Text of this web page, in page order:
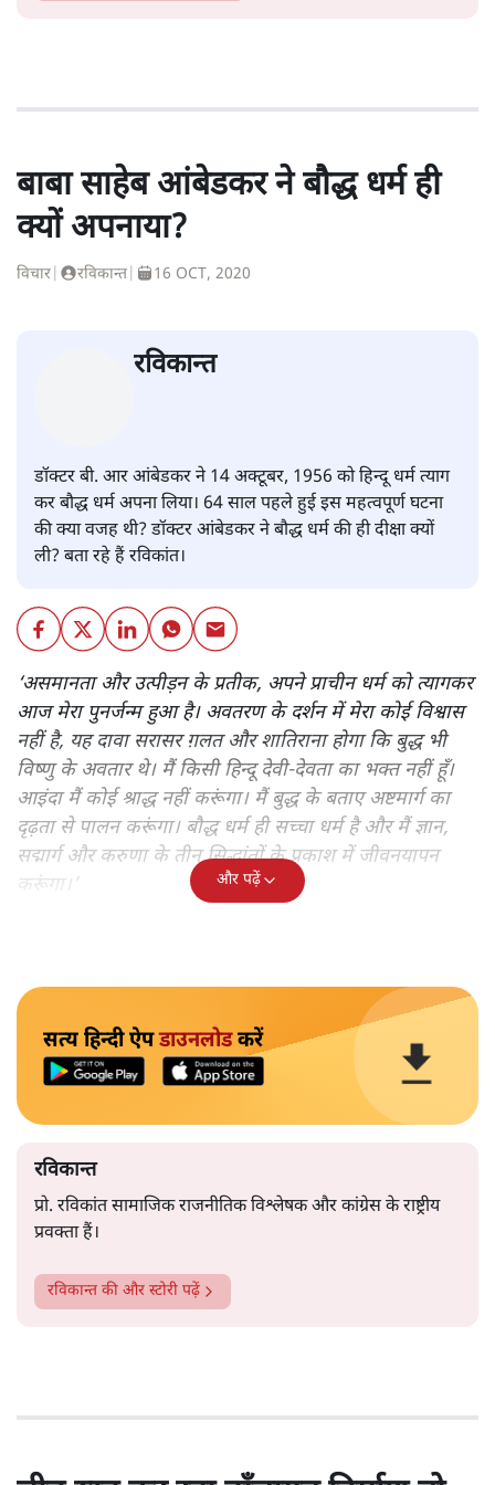
बाबा साहेब आंबेडकर ने बौद्ध धर्म ही
क्यों अपनाया?
विचार रविकान्त 16 OCT, 2020
रविकान्त
डॉक्टर बी. आर आंबेडकर ने 14 अक्टूबर, 1956 को हिन्दू धर्म त्याग
कर बौद्ध धर्म अपना लिया। 64 साल पहले हुई इस महत्वपूर्ण घटना
की क्या वजह थी? डॉक्टर आंबेडकर ने बौद्ध धर्म की ही दीक्षा क्यों
ली? बता रहे हैं रविकांत।
नहीं है, यह दावा सरासर ग़लत और शातिराना होगा कि बुद्ध भी
विष्णु के अवतार थे। मैं किसी हिन्दू देवी-देवता का भक्त नहीं हूँ।
आइंदा मैं कोई श्राद्ध नहीं करूंगा। मैं बुद्ध के बताए अष्टमार्ग का
दृढ़ता से पालन करूंगा। बौद्ध धर्म ही सच्चा धर्म है और मैं ज्ञान,
सद्मार्ग और करुणा के तीन सिद्धांतों के प्रकाश में जीवनयापन
सत्य हिन्दी ऐपडाउनलोड
प्रो. रविकांत सामाजिक राजनीतिक विश्लेषक और कांग्रेस के राष्ट्रीय